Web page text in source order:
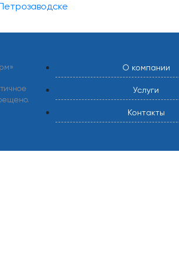
О компании
Услуги
Контакты